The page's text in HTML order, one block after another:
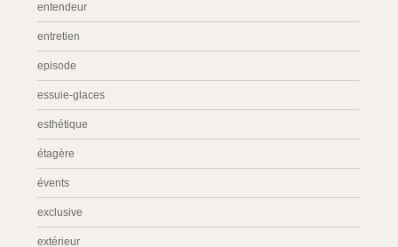
entendeur
entretien
episode
essuie-glaces
esthétique
étagère
évents
exclusive
extérieur